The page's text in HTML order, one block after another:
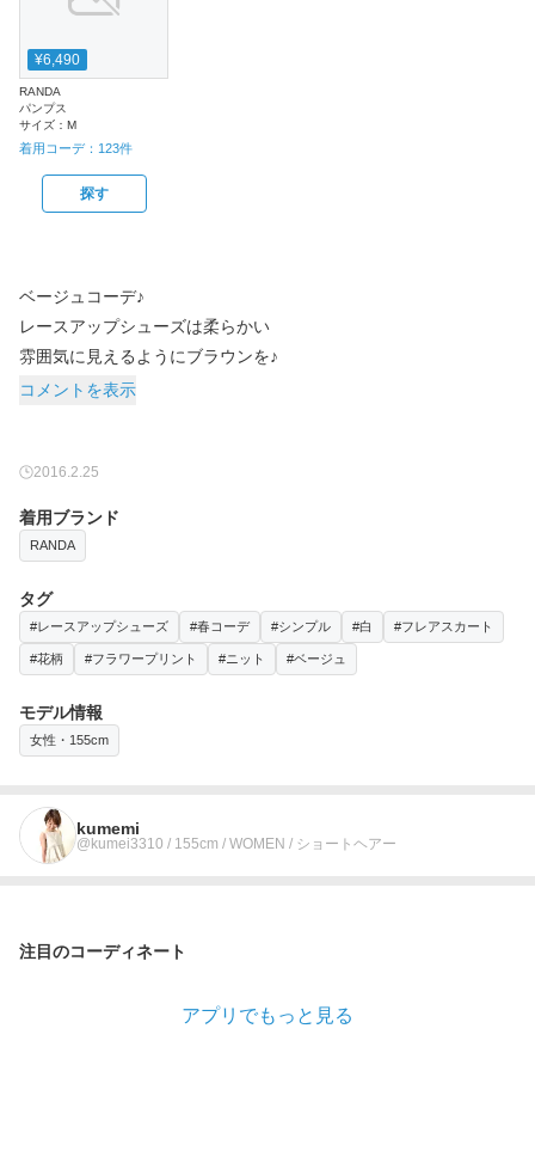
¥6,490
RANDA
パンプス
サイズ： M
着用コーデ： 123件
探す
ベージュコーデ♪
レースアップシューズは柔らかい
雰囲気に見えるようにブラウンを♪
コメントを表示
2016.2.25
着用ブランド
RANDA
タグ
#レースアップシューズ #春コーデ #シンプル #白 #フレアスカート
#花柄 #フラワープリント #ニット #ベージュ
モデル情報
女性・155cm
kumemi
@kumei3310 / 155cm / WOMEN / ショートヘアー
注目のコーディネート
アプリでもっと見る